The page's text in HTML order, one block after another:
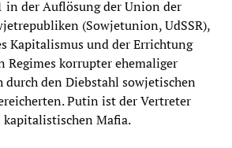
in der Auflösung der Union der
(Sowjetunion, UdSSR),
Kapitalismus und der Errichtung
Regimes korrupter ehemaliger
durch den Diebstahl sowjetischen
Putin ist der Vertreter
Mafia.